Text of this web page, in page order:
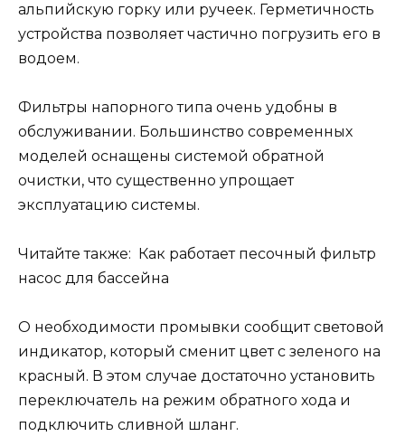
альпийскую горку или ручеек. Герметичность
устройства позволяет частично погрузить его в
водоем.
Фильтры напорного типа очень удобны в
обслуживании. Большинство современных
моделей оснащены системой обратной
очистки, что существенно упрощает
эксплуатацию системы.
Читайте также: Как работает песочный фильтр
насос для бассейна
О необходимости промывки сообщит световой
индикатор, который сменит цвет с зеленого на
красный. В этом случае достаточно установить
переключатель на режим обратного хода и
подключить сливной шланг.